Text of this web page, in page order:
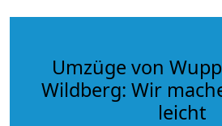
Umzüge von
Wildberg: Wir
leicht